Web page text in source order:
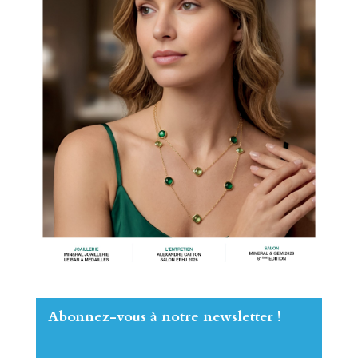
Abonnez-vous à notre newsletter !